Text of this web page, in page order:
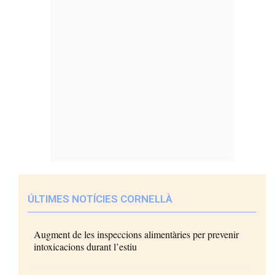
ÚLTIMES NOTÍCIES CORNELLÀ
Augment de les inspeccions alimentàries per prevenir
intoxicacions durant l’estiu